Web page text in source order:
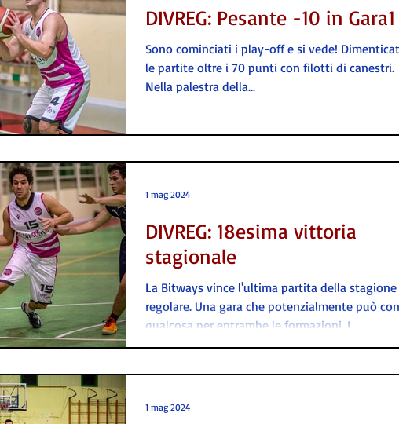
DIVREG: Pesante -10 in Gara1
Sono cominciati i play-off e si vede!
le partite oltre i 70 punti con filotti di canestri.
Nella palestra della...
DIVREG: 18esima vittoria
stagionale
La Bitways vince l'ultima partita della stagione
regolare. Una gara che potenzialmente può
qualcosa per entrambe le formazioni. I...
1 mag 2024
1 mag 2024